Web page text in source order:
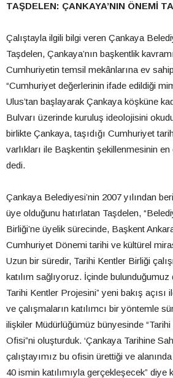
TAŞDELEN: ÇANKAYA’NIN ÖNEMİ
Çalıştayla ilgili bilgi veren Çankaya
Taşdelen, Çankaya’nın başkentlik
Cumhuriyetin temsil mekânlarına ev
“Cumhuriyet değerlerinin ifade edildiği
Ulus’tan başlayarak Çankaya köşküne
Bulvarı üzerinde kuruluş ideolojisini
birlikte Çankaya, taşıdığı Cumhuriyet
varlıkları ile Başkentin şekillenmesinin en
dedi.
Çankaya Belediyesi’nin 2007 yılından
üye olduğunu hatırlatan Taşdelen,
Birliği’ne üyelik sürecinde, Başkent
Cumhuriyet Dönemi tarihi ve kültürel
Uzun bir süredir, Tarihi Kentler Birliği
katılım sağlıyoruz. İçinde
Tarihi Kentler Projesini” yeni bakış açısı
ve çalışmaların katılımcı bir yöntemle
ilişkiler Müdürlüğümüz bünyesinde
Ofisi”ni oluşturduk. ‘Çankaya Tarihine
çalıştayımız bu ofisin ürettiği ve
40 ismin katılımıyla gerçekleşecek” diye